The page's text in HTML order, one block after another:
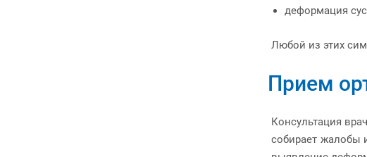
деформация
Любой из этих
Прием
Консультация
собирает жалобы